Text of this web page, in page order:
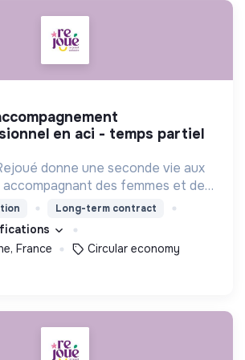
en aci - temps partiel
donne une seconde vie aux
des femmes et des
durable et l’inclusion sociale.
Long-term contract
France
Circular economy